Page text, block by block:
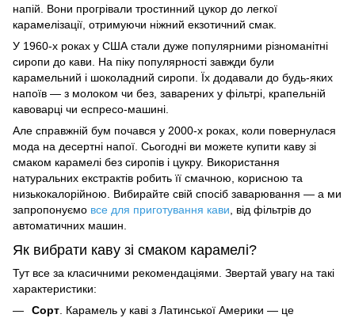
напій. Вони прогрівали тростинний цукор до легкої
карамелізації, отримуючи ніжний екзотичний смак.
У 1960-х роках у США стали дуже популярними різноманітні
сиропи до кави. На піку популярності завжди були
карамельний і шоколадний сиропи. Їх додавали до будь-яких
напоїв — з молоком чи без, заварених у фільтрі, крапельній
кавоварці чи еспресо-машині.
Але справжній бум почався у 2000-х роках, коли повернулася
мода на десертні напої. Сьогодні ви можете купити каву зі
смаком карамелі без сиропів і цукру. Використання
натуральних екстрактів робить її смачною, корисною та
низькокалорійною. Вибирайте свій спосіб заварювання — а ми
запропонуємо все для приготування кави , від фільтрів до
автоматичних машин.
Як вибрати каву зі смаком карамелі?
Тут все за класичними рекомендаціями. Звертай увагу на такі
характеристики:
Сорт. Карамель у каві з Латинської Америки — це